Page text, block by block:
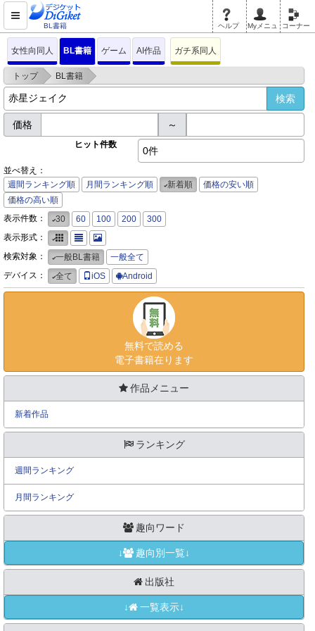
BL書籍 ヘルプ Myメニュ コーナー
女性向同人 BL書籍 ゲーム AI作品 ガチ系同人
トップ > BL書籍 >
価格 ～
ヒット件数
0件
並べ替え：
週間ランキング順
月間ランキング順 新着順
価格の安い順
価格の高い順
表示件数：
30 60 100 200
300
表示形式：
検索対象：
一般BL書籍
一般全て
デバイス：
全て iOS Android
無料で読める
電子書籍在ります
作品メニュー
新着作品
ランキング
週間ランキング
月間ランキング
趣向ワード
↓ 趣向別一覧↓
出版社
↓ 一覧表示↓